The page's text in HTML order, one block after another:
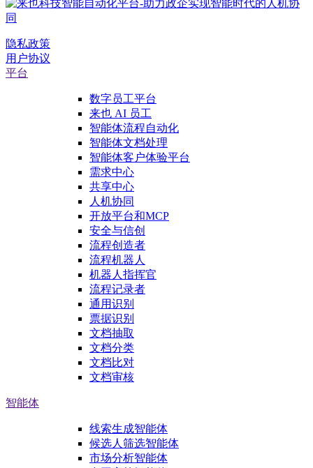
隐私政策
用户协议
平台
数字员工平台
来也 AI 员工
智能体流程自动化
智能体文档处理
智能体客户体验平台
需求中心
共享中心
人机协同
开放平台和MCP
安全与信创
流程创造者
流程机器人
机器人指挥官
流程记录者
通用识别
票据识别
文档抽取
文档分类
文档比对
文档审核
智能体
线索生成智能体
候选人筛选智能体
市场分析智能体